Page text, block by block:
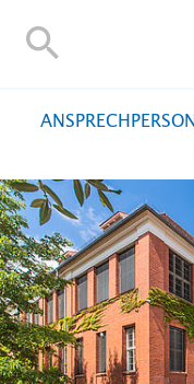
STUDIEREN UND
FORSCHUNG UND
ALUMNI
HOCHSCHULE
INTERNATIONAL
BESCHÄFTIGTE
Blogs Kontakt